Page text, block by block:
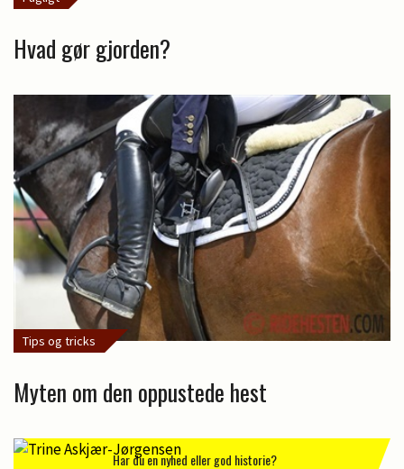
Hvad gør gjorden?
Tips og tricks
Myten om den oppustede hest
Har du en nyhed eller god historie?